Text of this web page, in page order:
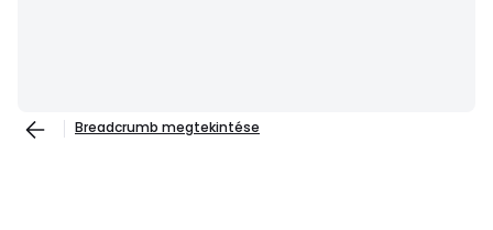
Breadcrumb megtekintése